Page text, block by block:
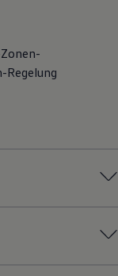
Regelung